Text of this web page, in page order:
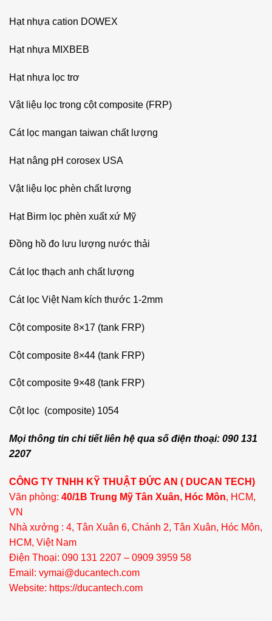
Hạt nhựa cation DOWEX
Hạt nhựa MIXBEB
Hạt nhựa lọc trơ
Vật liệu lọc trong cột composite (FRP)
Cát lọc mangan taiwan chất lượng
Hạt nâng pH corosex USA
Vật liệu lọc phèn chất lượng
Hạt Birm lọc phèn xuất xứ Mỹ
Đồng hồ đo lưu lượng nước thải
Cát lọc thạch anh chất lượng
Cát lọc Việt Nam kích thước 1-2mm
Cột composite 8×17 (tank FRP)
Cột composite 8×44 (tank FRP)
Cột composite 9×48 (tank FRP)
Cột lọc (composite) 1054
Mọi thông tin chi tiết liên hệ qua số điện thoại: 090 131
2207
CÔNG TY TNHH KỸ THUẬT ĐỨC AN ( DUCAN TECH)
Văn phòng: 40/1B Trung Mỹ Tân Xuân, Hóc Môn, HCM,
VN
Nhà xưởng : 4, Tân Xuân 6, Chánh 2, Tân Xuân, Hóc Môn,
HCM, Việt Nam
Điện Thoại: 090 131 2207 – 0909 3959 58
Email: vymai@ducantech.com
Website: https://ducantech.com